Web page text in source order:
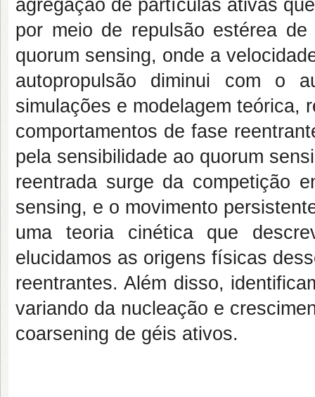
agregação de partículas ativas
por meio de repulsão estérea
quorum sensing, onde a
autopropulsão diminui com o
simulações e modelagem teórica,
comportamentos de fase
pela sensibilidade ao quorum
reentrada surge da competição
sensing, e o movimento
uma teoria cinética que
elucidamos as origens físicas
reentrantes. Além disso,
variando da nucleação e
coarsening de géis ativos.